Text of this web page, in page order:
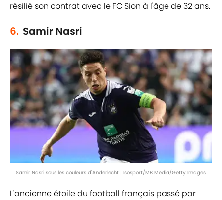
résilié son contrat avec le FC Sion à l'âge de 32 ans.
6. Samir Nasri
Samir Nasri sous les couleurs d'Anderlecht | Isosport/MB Media/Getty Images
L'ancienne étoile du football français passé par